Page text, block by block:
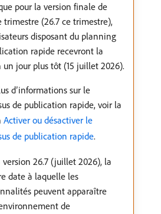
pour la version finale de
trimestre (26.7 ce trimestre),
disposant du planning
rapide recevront la
un jour plus tôt (15 juillet 2026).
d’informations sur le
de publication rapide, voir la
Activer ou désactiver le
de publication rapide.
version 26.7 (juillet 2026), la
date à laquelle les
peuvent apparaître
de